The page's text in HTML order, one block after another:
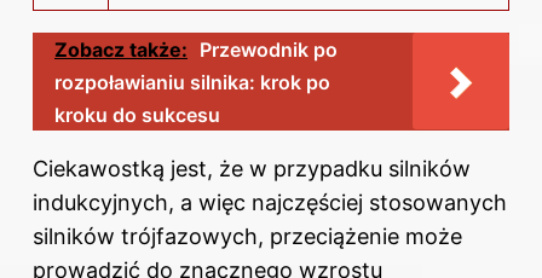
Zobacz także: Przewodnik po
rozpoławianiu silnika: krok po
kroku do sukcesu
Ciekawostką jest, że w przypadku silników
indukcyjnych, a więc najczęściej stosowanych
silników trójfazowych, przeciążenie może
prowadzić do znacznego wzrostu